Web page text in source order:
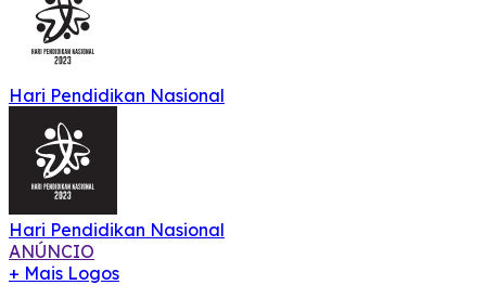
Hari Pendidikan Nasional
Hari Pendidikan Nasional
ANÚNCIO
+ Mais Logos